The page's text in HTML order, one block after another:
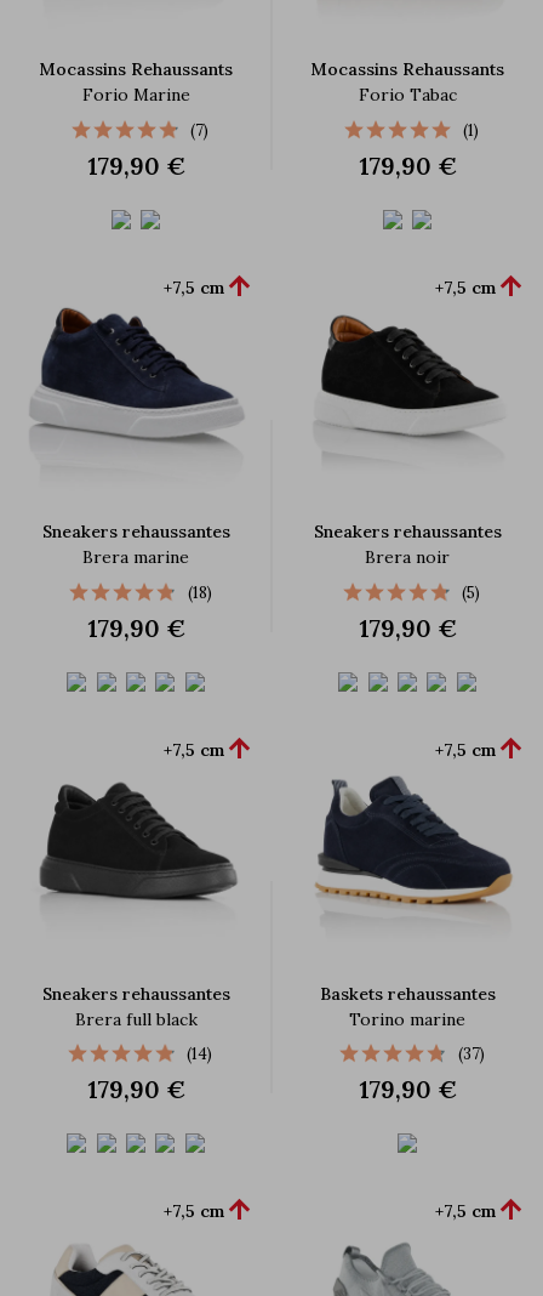
Mocassins Rehaussants
Forio Marine
(7)
179,90 €
Mocassins Rehaussants
Forio Tabac
(1)
179,90 €
Sneakers rehaussantes
Brera marine
+7,5 cm 
(18)
179,90 €
Sneakers rehaussantes
Brera noir
+7,5 cm 
(5)
179,90 €
Sneakers rehaussantes
Brera full black
+7,5 cm 
(14)
179,90 €
Baskets rehaussantes
Torino marine
+7,5 cm 
(37)
179,90 €
+7,5 cm  +7,5 cm 